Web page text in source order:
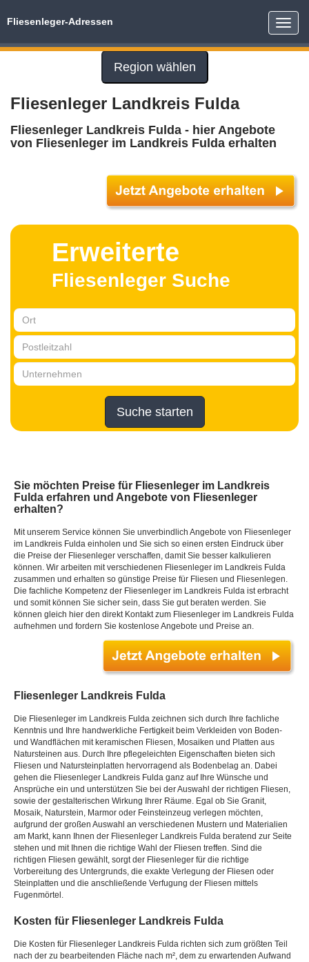
Toggle
Fliesenleger-Adressen
Region wählen
Fliesenleger Landkreis Fulda
Fliesenleger Landkreis Fulda - hier Angebote
von Fliesenleger im Landkreis Fulda erhalten
Erweiterte
Fliesenleger Suche
Suche starten
Sie möchten Preise für Fliesenleger im Landkreis
Fulda erfahren und Angebote von Fliesenleger
erhalten?
Mit unserem Service können Sie unverbindlich Angebote von Fliesenleger
im Landkreis Fulda einholen und Sie sich so einen ersten Eindruck über
die Preise der Fliesenleger verschaffen, damit Sie besser kalkulieren
können. Wir arbeiten mit verschiedenen Fliesenleger im Landkreis Fulda
zusammen und erhalten so günstige Preise für Fliesen und Fliesenlegen.
Die fachliche Kompetenz der Fliesenleger im Landkreis Fulda ist erbracht
und somit können Sie sicher sein, dass Sie gut beraten werden. Sie
können gleich hier den direkt Kontakt zum Fliesenleger im Landkreis Fulda
aufnehmen und fordern Sie kostenlose Angebote und Preise an.
Fliesenleger Landkreis Fulda
Die Fliesenleger im Landkreis Fulda zeichnen sich durch Ihre fachliche
Kenntnis und Ihre handwerkliche Fertigkeit beim Verkleiden von Boden-
und Wandflächen mit keramischen Fliesen, Mosaiken und Platten aus
Natursteinen aus. Durch Ihre pflegeleichten Eigenschaften bieten sich
Fliesen und Natursteinplatten hervorragend als Bodenbelag an. Dabei
gehen die Fliesenleger Landkreis Fulda ganz auf Ihre Wünsche und
Ansprüche ein und unterstützen Sie bei der Auswahl der richtigen Fliesen,
sowie der gestalterischen Wirkung Ihrer Räume. Egal ob Sie Granit,
Mosaik, Naturstein, Marmor oder Feinsteinzeug verlegen möchten,
aufgrund der großen Auswahl an verschiedenen Mustern und Materialien
am Markt, kann Ihnen der Fliesenleger Landkreis Fulda beratend zur Seite
stehen und mit Ihnen die richtige Wahl der Fliesen treffen. Sind die
richtigen Fliesen gewählt, sorgt der Fliesenleger für die richtige
Vorbereitung des Untergrunds, die exakte Verlegung der Fliesen oder
Steinplatten und die anschließende Verfugung der Fliesen mittels
Fugenmörtel.
Kosten für Fliesenleger Landkreis Fulda
Die Kosten für Fliesenleger Landkreis Fulda richten sich zum größten Teil
nach der zu bearbeitenden Fläche nach m², dem zu erwartenden Aufwand